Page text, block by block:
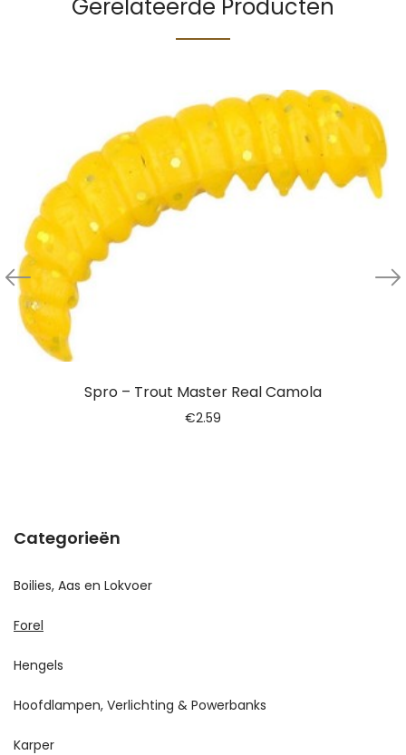
Gerelateerde Producten
Spro – Trout Master Real Camola
€2.59
Categorieën
Boilies, Aas en Lokvoer
Forel
Hengels
Hoofdlampen, Verlichting & Powerbanks
Karper